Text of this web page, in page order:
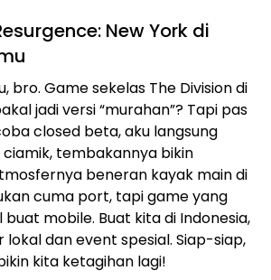
New York di
bro. Game sekelas The Division di
jadi versi “murahan”? Tapi pas
closed beta, aku langsung
tembakannya bikin
beneran kayak main di
cuma port, tapi game yang
mobile. Buat kita di Indonesia,
lokal dan event spesial. Siap-siap,
kita ketagihan lagi!